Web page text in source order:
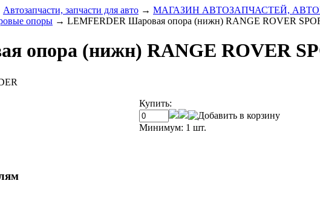
Автозапчасти, запчасти для авто → МАГАЗИН АВТОЗАПЧАСТЕЙ,
опоры → LEMFERDER Шаровая опора (нижн) RANGE ROVER
опора (нижн) RANGE ROVER
Купить:
Минимум: 1 шт.